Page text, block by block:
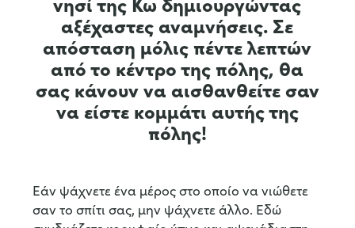
αξέχαστες αναμνήσεις. Σε
απόσταση μόλις πέντε λεπτών
από το κέντρο της πόλης, θα
σας κάνουν να αισθανθείτε σαν
να είστε κομμάτι αυτής της
πόλης!
Εάν ψάχνετε ένα μέρος στο οποίο να νιώθετε
σαν το σπίτι σας, μην ψάχνετε άλλο. Εδώ